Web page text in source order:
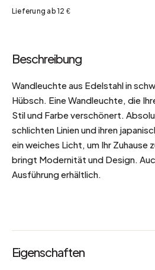
Lieferung ab 12 €
Beschreibung
Wandleuchte aus Edelstahl in
Hübsch. Eine Wandleuchte, die
Stil und Farbe verschönert.
schlichten Linien und ihren
ein weiches Licht, um Ihr Zuhause
bringt Modernität und Design.
Ausführung erhältlich.
Eigenschaften